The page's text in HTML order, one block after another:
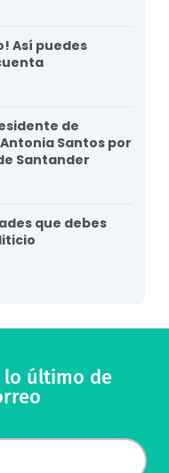
Así puedes
de
Santos por
Santander
que debes
lo último de